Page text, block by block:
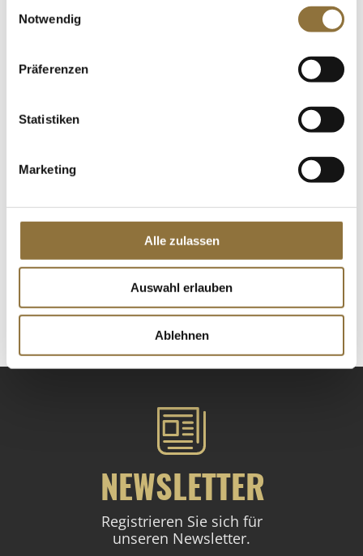
Notwendig
Präferenzen
Statistiken
Marketing
Alle zulassen
Auswahl erlauben
Ablehnen
LEBENSMITTELKENNZEICHNUNGEN
St.
NEWSLETTER
Registrieren Sie sich für
unseren Newsletter.